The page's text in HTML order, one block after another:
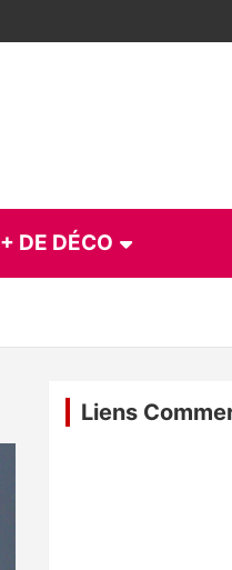
+ DE DÉCO
Liens